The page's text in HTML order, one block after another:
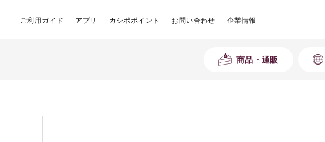
ご利用ガイド アプリ カシポポイント お問い合わせ 企業情報
商品・通販